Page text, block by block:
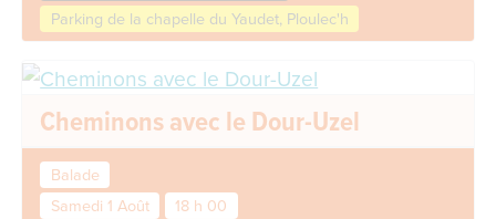
Parking de la chapelle du Yaudet, Ploulec'h
Cheminons avec le Dour-Uzel
Balade
Samedi 1 Août
18 h 00